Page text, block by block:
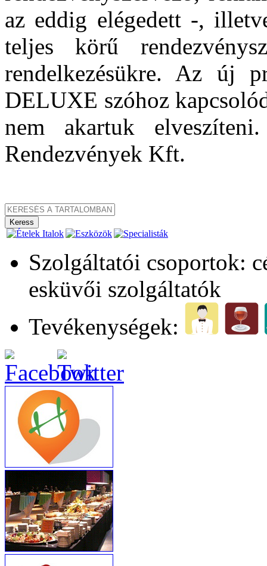
az eddig elégedett -,
teljes körű
rendelkezésükre. Az új
DELUXE szóhoz
nem akartuk
Rendezvények Kft.
Szolgáltatói csoportok:
esküvői szolgáltatók
Tevékenységek: